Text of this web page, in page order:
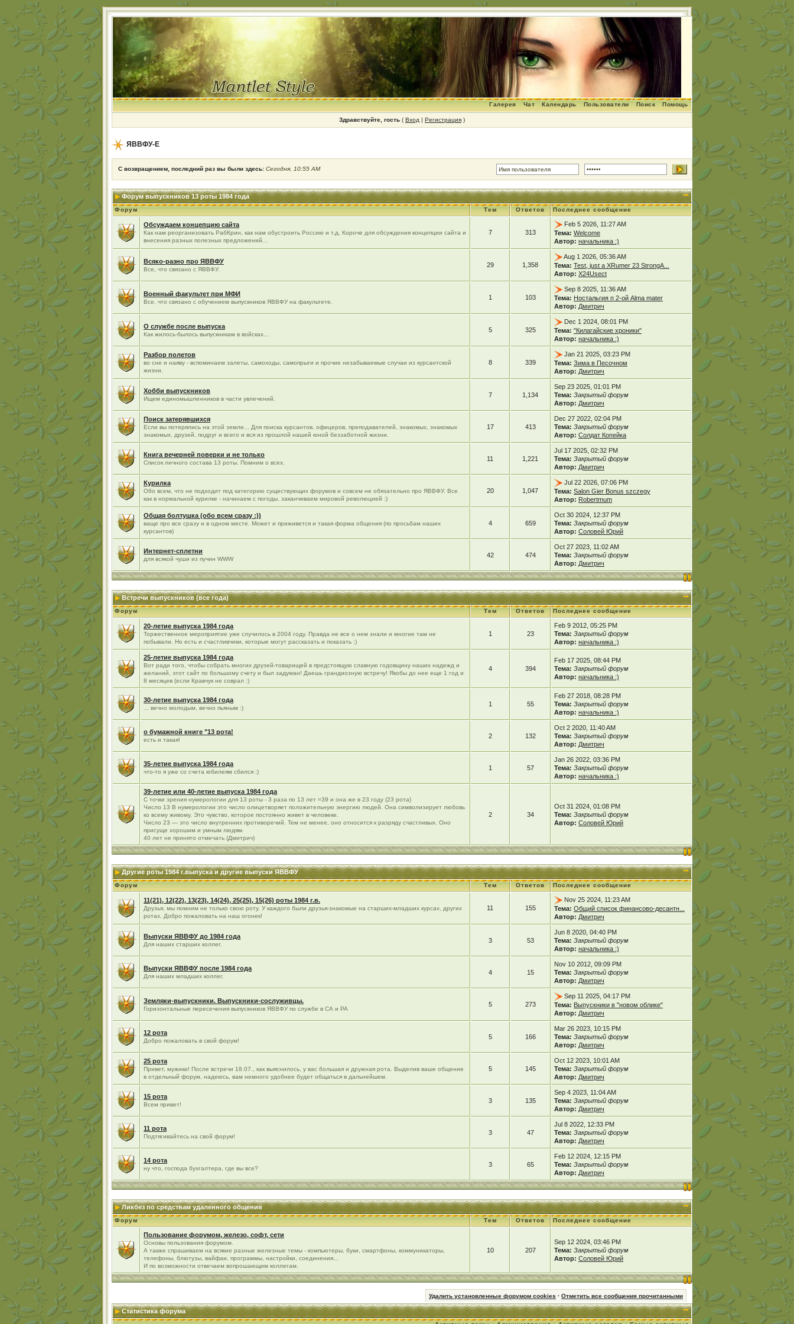
Помощь
Поиск
Пользователи
Календарь
Чат
Галерея
Здравствуйте, гость ( Вход | Регистрация )
ЯВВФУ-Е
С возвращением, последний раз вы были здесь: Сегодня, 10:55 AM
Форум выпускников 13 роты 1984 года
Форум Тем Ответов Последнее сообщение
Обсуждаем концепцию сайта
Как нам реорганизовать РабКрин, как нам обустроить Россию и т.д. Короче для обсуждения концепции сайта и
внесения разных полезных предложений...
7 313
Feb 5 2026, 11:27 AM
Тема: Welcome
Автор: начальника :)
Всяко-разно про ЯВВФУ
Все, что связано с ЯВВФУ.
29 1,358
Aug 1 2026, 05:36 AM
Тема: Test, just a XRumer 23 StrongA...
Автор: X24Usect
Военный факультет при МФИ
Все, что связано с обучением выпускников ЯВВФУ на факультете.
1 103
Sep 8 2025, 11:36 AM
Тема: Ностальгия п 2-ой Alma mater
Автор: Дмитрич
О службе после выпуска
Как жилось-былось выпускникам в войсках...
5 325
Dec 1 2024, 08:01 PM
Тема: "Килагайские хроники"
Автор: начальника :)
Разбор полетов
во сне и наяву - вспоминаем залеты, самоходы, самопрыги и прочие незабываемые случаи из курсантской
жизни.
8 339
Jan 21 2025, 03:23 PM
Тема: Зима в Песочном
Автор: Дмитрич
Хобби выпускников
Ищем единомышленников в части увлечений.
7 1,134
Sep 23 2025, 01:01 PM
Тема: Закрытый форум
Автор: Дмитрич
Поиск затерявшихся
Если вы потерялись на этой земле... Для поиска курсантов, офицеров, преподавателей, знакомых, знакомых
знакомых, друзей, подруг и всего и вся из прошлой нашей юной беззаботной жизни.
17 413
Dec 27 2022, 02:04 PM
Тема: Закрытый форум
Автор: Солдат Копейка
Книга вечерней поверки и не только
Список личного состава 13 роты. Помним о всех.
11 1,221
Jul 17 2025, 02:32 PM
Тема: Закрытый форум
Автор: Дмитрич
Курилка
Обо всем, что не подходит под категорию существующих форумов и совсем не обязательно про ЯВВФУ. Все
как в нормальной курилке - начинаем с погоды, заканчиваем мировой революцией :)
20 1,047
Jul 22 2026, 07:06 PM
Тема: Salon Gier Bonus szczegy
Автор: Robertmum
Общая болтушка (обо всем сразу :))
ваще про все сразу и в одном месте. Может и приживется и такая форма общения (по просьбам наших
курсантов)
4 659
Oct 30 2024, 12:37 PM
Тема: Закрытый форум
Автор: Соловей Юрий
Интернет-сплетни
для всякой чуши из пучин WWW
42 474
Oct 27 2023, 11:02 AM
Тема: Закрытый форум
Автор: Дмитрич
Встречи выпускников (все года)
Форум Тем Ответов Последнее сообщение
20-летие выпуска 1984 года
Торжественное мероприятие уже случилось в 2004 году. Правда не все о нем знали и многие там не
побывали. Но есть и счастливчики, которые могут рассказать и показать :)
1 23
Feb 9 2012, 05:25 PM
Тема: Закрытый форум
Автор: начальника :)
25-летие выпуска 1984 года
Вот ради того, чтобы собрать многих друзей-товарищей в предстоящую славную годовщину наших надежд и
желаний, этот сайт по большому счету и был задуман! Даешь грандиозную встречу! Якобы до нее еще 1 год и
8 месяцев (если Кравчук не соврал :)
4 394
Feb 17 2025, 08:44 PM
Тема: Закрытый форум
Автор: начальника :)
30-летие выпуска 1984 года
... вечно молодым, вечно пьяным :)
1 55
Feb 27 2018, 08:28 PM
Тема: Закрытый форум
Автор: начальника :)
о бумажной книге "13 рота!
есть и такая!
2 132
Oct 2 2020, 11:40 AM
Тема: Закрытый форум
Автор: Дмитрич
35-летие выпуска 1984 года
что-то я уже со счета юбилеям сбился :)
1 57
Jan 26 2022, 03:36 PM
Тема: Закрытый форум
Автор: начальника :)
39-летие или 40-летие выпуска 1984 года
С точки зрения нумерологии для 13 роты - 3 раза по 13 лет =39 и она же в 23 году (23 рота)
Число 13 В нумерологии это число олицетворяет положительную энергию людей. Она символизирует любовь
ко всему живому. Это чувство, которое постоянно живет в человеке.
Число 23 — это число внутренних противоречий. Тем не менее, оно относится к разряду счастливых. Оно
присуще хорошим и умным людям.
40 лет не принято отмечать (Дмитрич)
2 34
Oct 31 2024, 01:08 PM
Тема: Закрытый форум
Автор: Соловей Юрий
Другие роты 1984 г.выпуска и другие выпуски ЯВВФУ
Форум Тем Ответов Последнее сообщение
11(21), 12(22), 13(23), 14(24), 25(25), 15(26) роты 1984 г.в.
Друзья, мы помним не только свою роту. У каждого были друзья-знакомые на старших-младших курсах, других
ротах. Добро пожаловать на наш огонек!
11 155
Nov 25 2024, 11:23 AM
Тема: Общий список финансово-десантн...
Автор: Дмитрич
Выпуски ЯВВФУ до 1984 года
Для наших старших коллег.
3 53
Jun 8 2020, 04:40 PM
Тема: Закрытый форум
Автор: начальника :)
Выпуски ЯВВФУ после 1984 года
Для наших младших коллег.
4 15
Nov 10 2012, 09:09 PM
Тема: Закрытый форум
Автор: Дмитрич
Земляки-выпускники. Выпускники-сослуживцы.
Горизонтальные пересечения выпускников ЯВВФУ по службе в СА и РА
5 273
Sep 11 2025, 04:17 PM
Тема: Выпускники в "новом облике"
Автор: Дмитрич
12 рота
Добро пожаловать в свой форум!
5 166
Mar 26 2023, 10:15 PM
Тема: Закрытый форум
Автор: Дмитрич
25 рота
Привет, мужики! После встречи 18.07., как выяснилось, у вас большая и дружная рота. Выделив ваше общение
в отдельный форум, надеюсь, вам немного удобнее будет общаться в дальнейшем.
5 145
Oct 12 2023, 10:01 AM
Тема: Закрытый форум
Автор: Дмитрич
15 рота
Всем привет!
3 135
Sep 4 2023, 11:04 AM
Тема: Закрытый форум
Автор: Дмитрич
11 рота
Подтягивайтесь на свой форум!
3 47
Jul 8 2022, 12:33 PM
Тема: Закрытый форум
Автор: Дмитрич
14 рота
ну что, господа бухгалтера, где вы все?
3 65
Feb 12 2024, 12:15 PM
Тема: Закрытый форум
Автор: Дмитрич
Ликбез по средствам удаленного общения
Форум Тем Ответов Последнее сообщение
Пользование форумом, железо, софт, сети
Основы пользования форумом.
А также спрашиваем на всякие разные железные темы - компьютеры, буки, смартфоны, коммуникаторы,
телефоны, блютузы, вайфаи, программы, настройки, соединения...
И по возможности отвечаем вопрошающим коллегам.
10 207
Sep 12 2024, 03:46 PM
Тема: Закрытый форум
Автор: Соловей Юрий
Удалить установленные форумом cookies · Отметить все сообщения прочитанными
Статистика форума